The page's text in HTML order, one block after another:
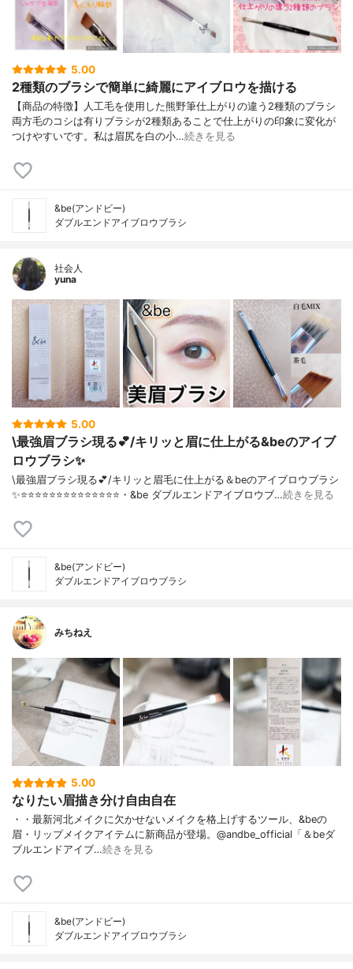
5.00
2種類のブラシで簡単に綺麗にアイブロウを描ける
【商品の特徴】人工毛を使用した熊野筆仕上がりの違う2種類のブラシ
両方毛のコシは有りブラシが2種類あることで仕上がりの印象に変化が
つけやすいです。私は眉尻を白の小…続きを見る
&be(アンドビー)
ダブルエンドアイブロウブラシ
社会人
yuna
5.00
\最強眉ブラシ現る💕/キリッと眉に仕上がる&beのアイブ
ロウブラシ✨
\最強眉ブラシ現る💕/キリッと眉毛に仕上がる＆beのアイブロウブラシ
✨⭐️⭐️⭐️⭐️⭐️⭐️⭐️⭐️⭐️⭐️⭐️⭐️⭐️⭐️・&be ダブルエンドアイブロウブ…続きを見る
&be(アンドビー)
ダブルエンドアイブロウブラシ
みちねえ
5.00
なりたい眉描き分け自由自在
・・最新河北メイクに欠かせないメイクを格上げするツール、&beの
眉・リップメイクアイテムに新商品が登場。@andbe_official「＆beダ
ブルエンドアイブ…続きを見る
&be(アンドビー)
ダブルエンドアイブロウブラシ